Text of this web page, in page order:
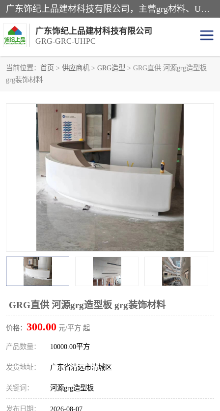
广东饰纪上品建材科技有限公司，主营grg材料、UHPC板、grc构件、uhpc幕墙板、grg厂家、grc厂家、uhpc厂家、GRG吊顶、grg石膏板、grg构件、外墙grc线条、grg造型、grg材料定制，uhpc高性能混凝土，uhpc构件，uhpc镂空挂板，grg材料生产厂家，广东grg厂家，广东grc厂家，联系方式*，2万平厂房，如果您对我公司的产品服务感兴趣，请联系我们。
广东饰纪上品建材科技有限公司
GRG-GRC-UHPC
当前位置： 首页 > 供应商机 > GRG造型 > GRG直供 河源grg造型板
grg装饰材料
GRG直供 河源grg造型板 grg装饰材料
价格： 300.00 元/平方 起
产品数量： 10000.00平方
发货地址： 广东省清远市清城区
关键词： 河源grg造型板
发布日期： 2026-08-07
GRG构件
UHPC构件 发泡陶瓷装饰构件
GRG造型
GRG吊顶 GRG材料生产厂家
UHPC幕墙板
UHPC树池坐凳